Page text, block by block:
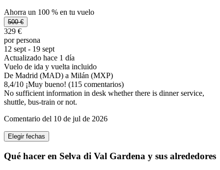
Ahorra un 100 % en tu vuelo
500 €
329 €
por persona
12 sept - 19 sept
Actualizado hace 1 día
Vuelo de ida y vuelta incluido
De Madrid (MAD) a Milán (MXP)
8,4/10 ¡Muy bueno! (115 comentarios)
No sufficient information in desk whether there is dinner service,
shuttle, bus-train or not.
Comentario del 10 de jul de 2026
Elegir fechas
Qué hacer en Selva di Val Gardena y sus alrededores